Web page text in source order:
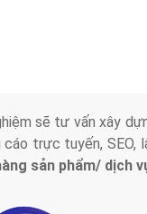
sẽ tư vấn xây
trực tuyến,
sản phẩm/ dịch